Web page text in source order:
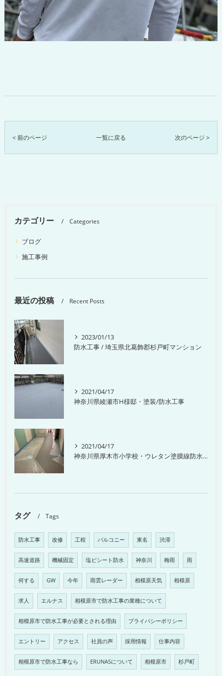
< 前のページ 一覧に戻る 次のページ >
カテゴリー Categories
ブログ
施工事例
最近の投稿 Recent Posts
2023/01/13
防水工事 / 埼玉県北葛飾郡杉戸町マンション
2021/04/17
神奈川県綾瀬市H様邸・塗装/防水工事
2021/04/17
神奈川県厚木市小学校・ウレタン塗膜線防水工事
タグ Tags
防水工事 改修 工程 バルコニー 東名 渋滞
高速道路 機械固定 塩ビシート防水 神奈川 梅雨 雨
何する GW 今年 雨雲レーダー 相模原天気 相模原
求人 エルナス 相模原市で防水工事の業種について
相模原市で防水工事が必要とされる理由 プライバシーポリシー
エントリー アクセス 社員の声 採用情報 仕事内容
相模原市で防水工事なら ERUNASについて 相模原市 杉戸町